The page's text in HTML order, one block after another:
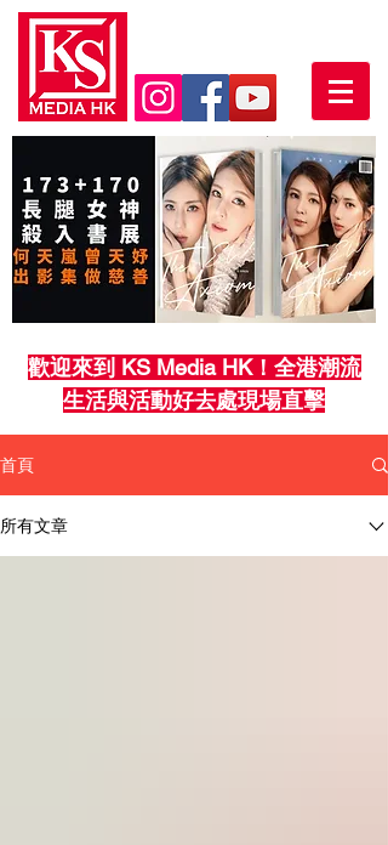
歡迎來到 KS Media HK！全港潮流
生活與活動好去處現場直擊
首頁
所有文章